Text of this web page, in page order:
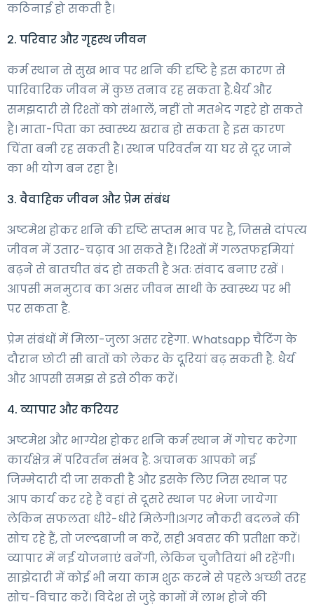
कठिनाई हो सकती है।
2. परिवार और गृहस्थ जीवन
कर्म स्थान से सुख भाव पर शनि की दृष्टि है इस कारण से
पारिवारिक जीवन में कुछ तनाव रह सकता है.धैर्य और
समझदारी से रिश्तों को संभालें, नहीं तो मतभेद गहरे हो सकते
हैं। माता-पिता का स्वास्थ्य खराब हो सकता है इस कारण
चिंता बनी रह सकती है। स्थान परिवर्तन या घर से दूर जाने
का भी योग बन रहा है।
3. वैवाहिक जीवन और प्रेम संबंध
अष्टमेश होकर शनि की दृष्टि सप्तम भाव पर है, जिससे दांपत्य
जीवन में उतार-चढ़ाव आ सकते हैं। रिश्तों में गलतफहमियां
बढ़ने से बातचीत बंद हो सकती है अतः संवाद बनाए रखें ।
आपसी मनमुटाव का असर जीवन साथी के स्वास्थ्य पर भी
पर सकता है.
प्रेम संबंधों में मिला-जुला असर रहेगा. Whatsapp चैटिंग के
दौरान छोटी सी बातों को लेकर के दूरियां बढ़ सकती है. धैर्य
और आपसी समझ से इसे ठीक करें।
4. व्यापार और करियर
अष्टमेश और भाग्येश होकर शनि कर्म स्थान में गोचर करेगा
कार्यक्षेत्र में परिवर्तन संभव है. अचानक आपको नई
जिम्मेदारी दी जा सकती है और इसके लिए जिस स्थान पर
आप कार्य कर रहे हैं वहां से दूसरे स्थान पर भेजा जायेगा
लेकिन सफलता धीरे-धीरे मिलेगी।अगर नौकरी बदलने की
सोच रहे हैं, तो जल्दबाजी न करें, सही अवसर की प्रतीक्षा करें।
व्यापार में नई योजनाएं बनेंगी, लेकिन चुनौतियां भी रहेंगी।
साझेदारी में कोई भी नया काम शुरू करने से पहले अच्छी तरह
सोच-विचार करें। विदेश से जुड़े कामों में लाभ होने की